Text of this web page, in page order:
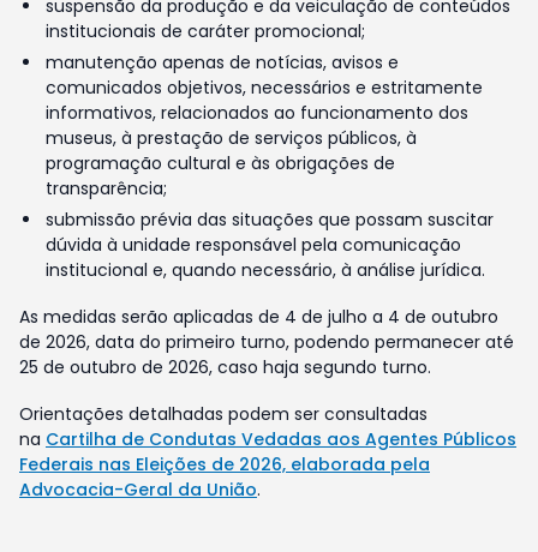
suspensão da produção e da veiculação de conteúdos
institucionais de caráter promocional;
manutenção apenas de notícias, avisos e
comunicados objetivos, necessários e estritamente
informativos, relacionados ao funcionamento dos
museus, à prestação de serviços públicos, à
programação cultural e às obrigações de
transparência;
submissão prévia das situações que possam suscitar
dúvida à unidade responsável pela comunicação
institucional e, quando necessário, à análise jurídica.
As medidas serão aplicadas de 4 de julho a 4 de outubro
de 2026, data do primeiro turno, podendo permanecer até
25 de outubro de 2026, caso haja segundo turno.
Orientações detalhadas podem ser consultadas
na Cartilha de Condutas Vedadas aos Agentes Públicos
Federais nas Eleições de 2026, elaborada pela
Advocacia-Geral da União.